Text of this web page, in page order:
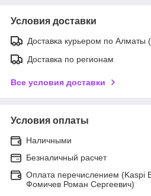
Условия доставки
Доставка курьером по Алматы
Доставка по регионам
Все условия доставки
Условия оплаты
Наличными
Безналичный расчет
Оплата перечислением (Kaspi
Фомичев Роман Сергеевич)